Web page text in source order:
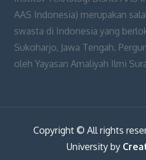
AAS Indonesia) merupakan
swasta di Indonesia yang
Sukoharjo, Jawa Tengah.
oleh Yayasan Amaliyah Ilmi
Copyright © All rights
University by